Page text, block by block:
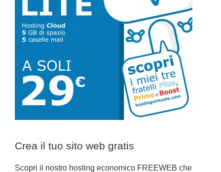
Crea il tuo sito web gratis
Scopri il nostro hosting economico FREEWEB che